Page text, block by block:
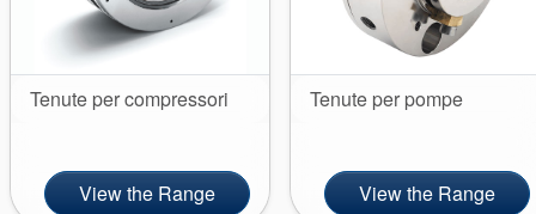
Tenute per compressori
View the Range
Tenute per pompe
View the Range